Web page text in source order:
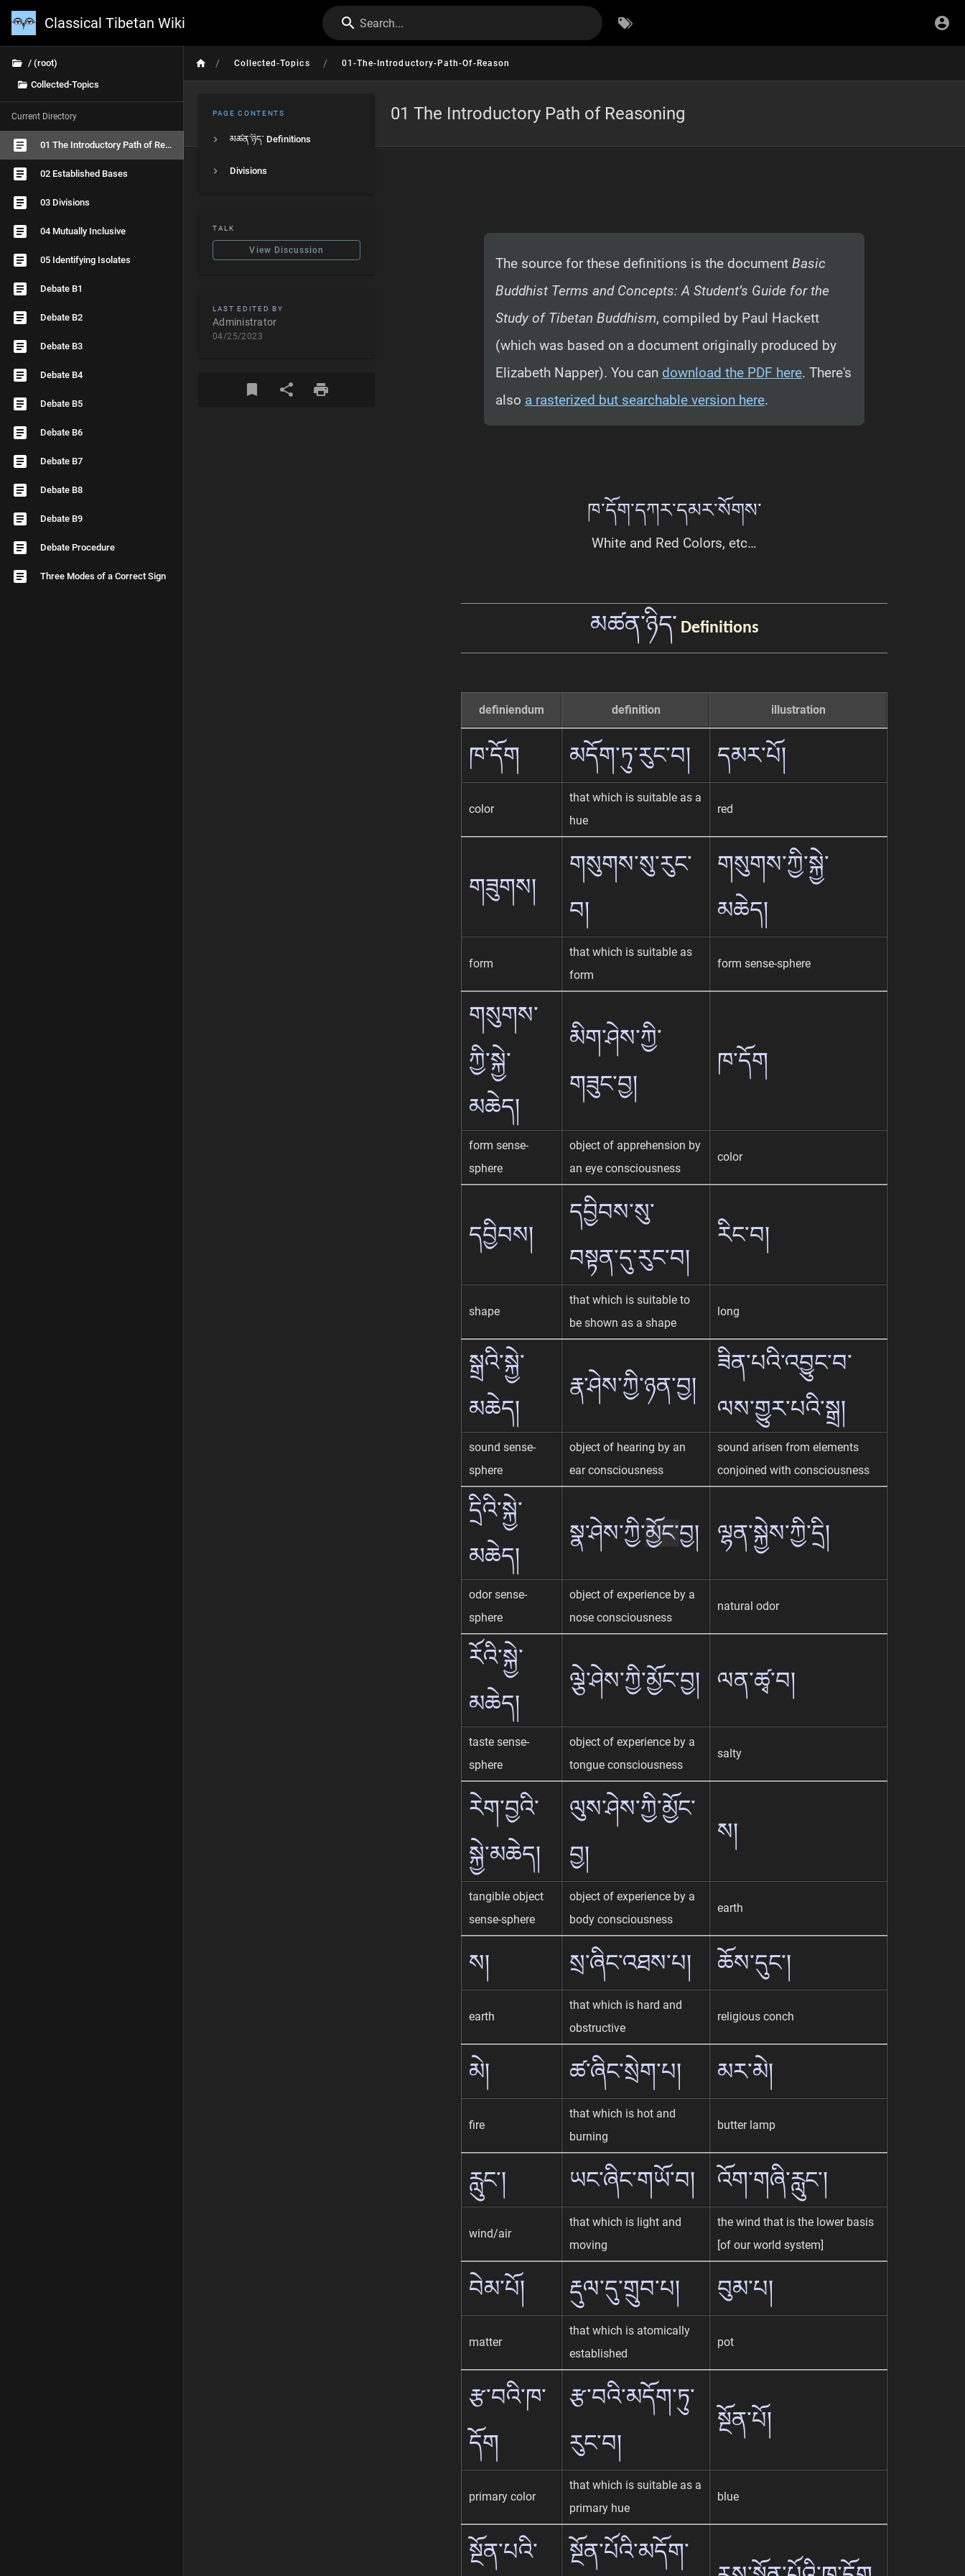
Classical Tibetan Wiki Search...
/ (root)
Collected-Topics
Current Directory
01 The Introductory Path of Reasoning
02 Established Bases
03 Divisions
04 Mutually Inclusive
05 Identifying Isolates
Debate B1
Debate B2
Debate B3
Debate B4
Debate B5
Debate B6
Debate B7
Debate B8
Debate B9
Debate Procedure
Three Modes of a Correct Sign
/ Collected-Topics / 01-The-Introductory-Path-Of-Reason
01 The Introductory Path of Reasoning
PAGE CONTENTS
མཚན་ཉིད་ Definitions
Divisions
TALK
View Discussion
LAST EDITED BY
Administrator
04/25/2023
The source for these definitions is the document Basic
Buddhist Terms and Concepts: A Student’s Guide for the
Study of Tibetan Buddhism, compiled by Paul Hackett
(which was based on a document originally produced by
Elizabeth Napper). You can download the PDF here. There's
also a rasterized but searchable version here.
ཁ་དོག་དཀར་དམར་སོགས་
White and Red Colors, etc…
མཚན་ཉིད་ Definitions
definiendum definition illustration
ཁ་དོག མདོག་ཏུ་རུང་བ། དམར་པོ།
color
that which is suitable as a
hue
red
གཟུགས།
གསུགས་སུ་རུང་
བ།
གསུགས་ཀྱི་སྐྱེ་
མཆེད།
form
that which is suitable as
form
form sense-sphere
གསུགས་
ཀྱི་སྐྱེ་
མཆེད།
མིག་ཤེས་ཀྱི་
གཟུང་བྱ།
ཁ་དོག
form sense-
sphere
object of apprehension by
an eye consciousness
color
དབྱིབས།
དབྱིབས་སུ་
བསྟན་དུ་རུང་བ།
རིང་བ།
shape
that which is suitable to
be shown as a shape
long
སྒྲའི་སྐྱེ་
མཆེད།
རྣ་ཤེས་ཀྱི་ཉན་བྱ།
ཟིན་པའི་འབྱུང་བ་
ལས་གྱུར་པའི་སྒྲ།
sound sense-
sphere
object of hearing by an
ear consciousness
sound arisen from elements
conjoined with consciousness
དྲིའི་སྐྱེ་
མཆེད།
སྣ་ཤེས་ཀྱི་མྱོང་བྱ། ལྷན་སྐྱེས་ཀྱི་དྲི།
odor sense-
sphere
object of experience by a
nose consciousness
natural odor
རོའི་སྐྱེ་
མཆེད།
ལྕེ་ཤེས་ཀྱི་མྱོང་བྱ། ལན་ཚྭ་བ།
taste sense-
sphere
object of experience by a
tongue consciousness
salty
རེག་བྱའི་
སྐྱེ་མཆེད།
ལུས་ཤེས་ཀྱི་མྱོང་
བྱ།
ས།
tangible object
sense-sphere
object of experience by a
body consciousness
earth
ས། སྲ་ཞིང་འཐས་པ། ཆོས་དུང་།
earth
that which is hard and
obstructive
religious conch
མེ། ཚ་ཞིང་སྲེག་པ། མར་མེ།
fire
that which is hot and
burning
butter lamp
རླུང་། ཡང་ཞིང་གཡོ་བ། འོག་གཞི་རླུང་།
wind/air
that which is light and
moving
the wind that is the lower basis
[of our world system]
བེམ་པོ། རྡུལ་དུ་གྲུབ་པ། བུམ་པ།
matter
that which is atomically
established
pot
རྩ་བའི་ཁ་
དོག
རྩ་བའི་མདོག་ཏུ་
རུང་བ།
སྔོན་པོ།
primary color
that which is suitable as a
primary hue
blue
སྔོན་པའི་
སྔོན་པོའི་མདོག་